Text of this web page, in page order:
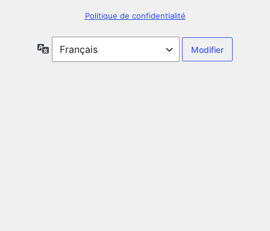
Politique de confidentialité
Langue